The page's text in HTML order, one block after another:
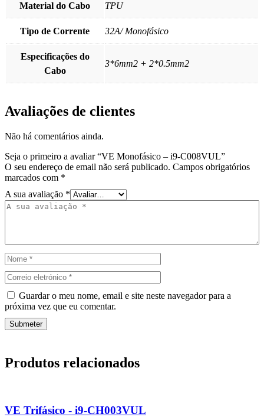
Material do Cabo TPU
Tipo de Corrente 32A/ Monofásico
Especificações do
Cabo
3*6mm2 + 2*0.5mm2
Avaliações de clientes
Não há comentários ainda.
Seja o primeiro a avaliar “VE Monofásico – i9-C008VUL”
O seu endereço de email não será publicado. Campos obrigatórios
marcados com *
A sua avaliação *
Guardar o meu nome, email e site neste navegador para a
próxima vez que eu comentar.
Produtos relacionados
VE Trifásico - i9-CH003VUL